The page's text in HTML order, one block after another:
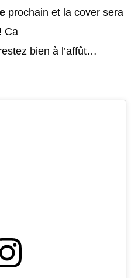
prochain et la cover sera
! Ca
bien à l’affût…